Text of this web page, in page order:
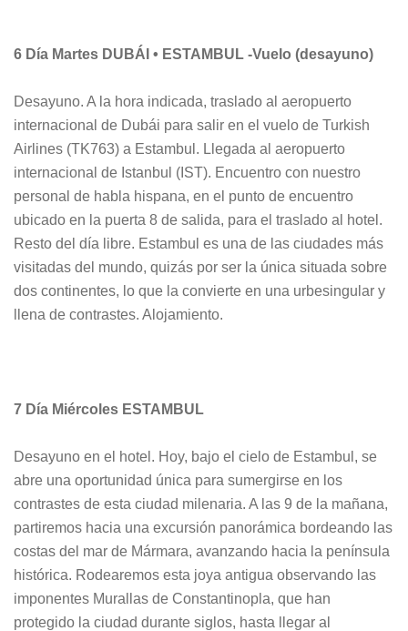
6 Día Martes DUBÁI • ESTAMBUL -Vuelo (desayuno)
Desayuno. A la hora indicada, traslado al aeropuerto
internacional de Dubái para salir en el vuelo de Turkish
Airlines (TK763) a Estambul. Llegada al aeropuerto
internacional de Istanbul (IST). Encuentro con nuestro
personal de habla hispana, en el punto de encuentro
ubicado en la puerta 8 de salida, para el traslado al hotel.
Resto del día libre. Estambul es una de las ciudades más
visitadas del mundo, quizás por ser la única situada sobre
dos continentes, lo que la convierte en una urbesingular y
llena de contrastes. Alojamiento.
7 Día Miércoles ESTAMBUL
Desayuno en el hotel. Hoy, bajo el cielo de Estambul, se
abre una oportunidad única para sumergirse en los
contrastes de esta ciudad milenaria. A las 9 de la mañana,
partiremos hacia una excursión panorámica bordeando las
costas del mar de Mármara, avanzando hacia la península
histórica. Rodearemos esta joya antigua observando las
imponentes Murallas de Constantinopla, que han
protegido la ciudad durante siglos, hasta llegar al